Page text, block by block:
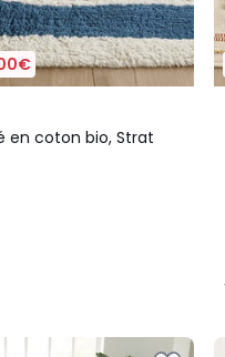
en coton bio, Strat